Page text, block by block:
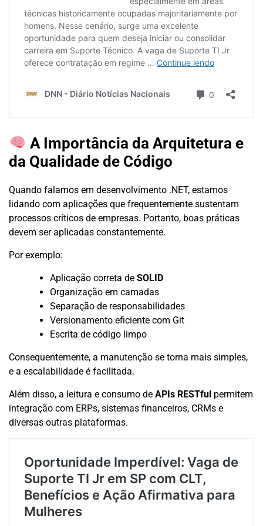
A Importância da Arquitetura e
da Qualidade de Código
Quando falamos em desenvolvimento .NET, estamos
lidando com aplicações que frequentemente sustentam
processos críticos de empresas. Portanto, boas práticas
devem ser aplicadas constantemente.
Por exemplo:
Aplicação correta de SOLID
Organização em camadas
Separação de responsabilidades
Versionamento eficiente com Git
Escrita de código limpo
Consequentemente, a manutenção se torna mais simples,
e a escalabilidade é facilitada.
Além disso, a leitura e consumo de APIs RESTful permitem
integração com ERPs, sistemas financeiros, CRMs e
diversas outras plataformas.